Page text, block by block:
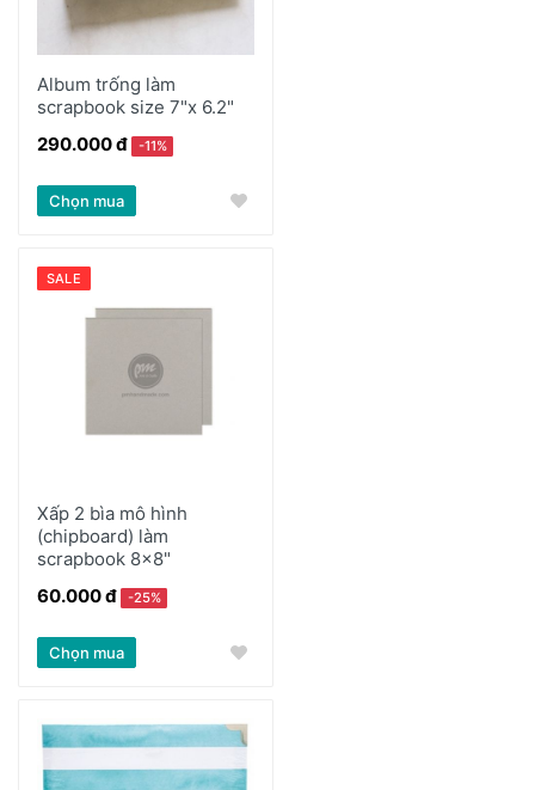
Album trống làm
scrapbook size 7"x 6.2"
290.000 đ
-11%
Chọn mua
SALE
Xấp 2 bìa mô hình
(chipboard) làm
scrapbook 8x8"
60.000 đ
-25%
Chọn mua